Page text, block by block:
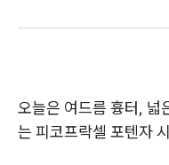
오늘은 여드름 흉터, 넓
는 피코프락셀 포텐자